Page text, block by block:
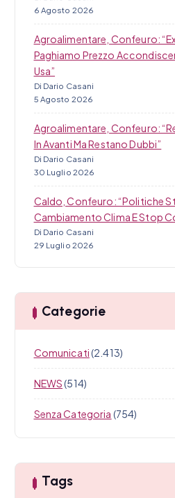
6 Agosto 2026
Agroalimentare, Confeuro:
Paghiamo Prezzo
Usa”
Di Dario Casani
5 Agosto 2026
Agroalimentare, Confeuro:
In Avanti Ma Restano Dubbi”
Di Dario Casani
30 Luglio 2026
Caldo, Confeuro: “Politiche
Cambiamento Clima E Stop
Di Dario Casani
29 Luglio 2026
Categorie
Comunicati(2.413)
NEWS(514)
Senza Categoria (754)
Tags